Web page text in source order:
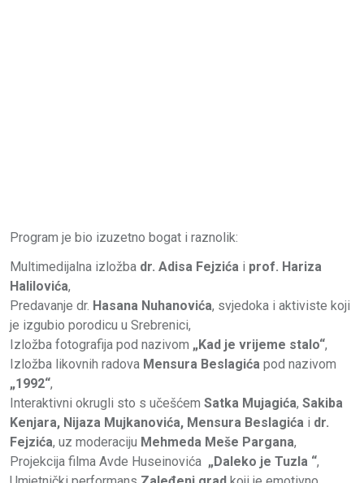
Program je bio izuzetno bogat i raznolik:
Multimedijalna izložba dr. Adisa Fejzića i prof. Hariza
Halilovića,
Predavanje dr. Hasana Nuhanovića, svjedoka i aktiviste koji
je izgubio porodicu u Srebrenici,
Izložba fotografija pod nazivom „Kad je vrijeme stalo“,
Izložba likovnih radova Mensura Beslagića pod nazivom
„1992“,
Interaktivni okrugli sto s učešćem Satka Mujagića, Sakiba
Kenjara, Nijaza Mujkanovića, Mensura Beslagića i dr.
Fejzića, uz moderaciju Mehmeda Meše Pargana,
Projekcija filma Avde Huseinovića „Daleko je Tuzla “,